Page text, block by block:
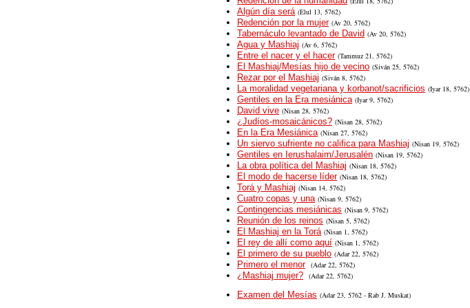
Algún día será (Elul 13, 5762)
Redención por la mujer (Av 20, 5762)
Tabernáculo levantado de David (Av 20, 5762)
Agua y Mashiaj (Av 6, 5762)
Entre el nacer y el hacer (Tammuz 21, 5762)
El Mashiaj/Mesías hijo de vecino (Siván 25, 5762)
Rezar por el Mashiaj (Siván 8, 5762)
La moralidad vegetariana y korbanot/sacrificios (Iyar 18, 5762)
Gentiles en la Era mesiánica (Iyar 9, 5762)
David vive (Nisan 28, 5762)
¿Judíos-mosaicánicos? (Nisan 28, 5762)
En la Era Mesiánica (Nisan 27, 5762)
Un siervo sufriente no califica para Mashiaj (Nisan 19, 5762)
Gentiles en Ierushalaim/Jerusalén (Nisan 19, 5762)
La obra política del Mashiaj (Nisan 18, 5762)
El modo de hacerse líder (Nisan 18, 5762)
Torá y Mashiaj (Nisan 14, 5762)
Cuatro copas y una (Nisan 9, 5762)
Contingencias mesiánicas (Nisan 9, 5762)
Reunión de los reinos (Nisan 5, 5762)
El Mashiaj en la Torá (Nisan 1, 5762)
El rey de allí como aquí (Nisan 1, 5762)
El primero de su pueblo (Adar 22, 5762)
Primero el menor (Adar 22, 5762)
¿Mashiaj mujer? (Adar 22, 5762)
Examen del Mesías (Adar 23, 5762 - Rab J. Muskat)